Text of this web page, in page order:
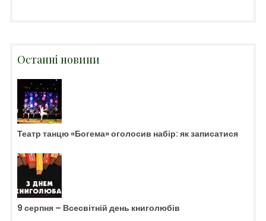
Останні новини
Театр танцю «Богема» оголосив набір: як записатися
9 серпня – Всесвітній день книголюбів